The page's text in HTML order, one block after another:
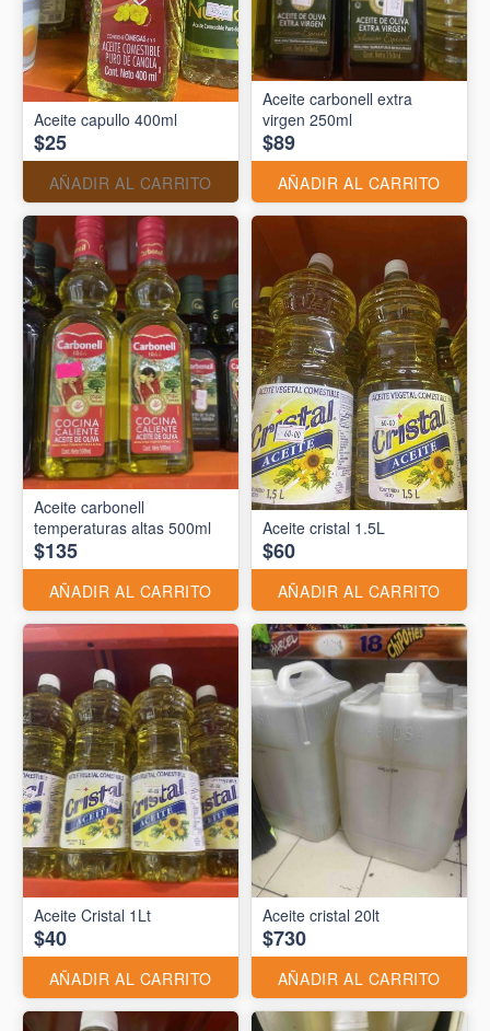
Aceite capullo 400ml
$25
AÑADIR AL CARRITO
Aceite carbonell extra
virgen 250ml
$89
AÑADIR AL CARRITO
Aceite carbonell
temperaturas altas 500ml
$135
AÑADIR AL CARRITO
Aceite cristal 1.5L
$60
AÑADIR AL CARRITO
Aceite Cristal 1Lt
$40
AÑADIR AL CARRITO
Aceite cristal 20lt
$730
AÑADIR AL CARRITO